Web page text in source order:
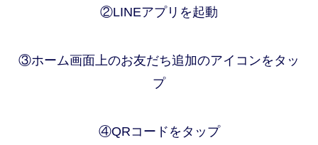
②LINEアプリを起動
③ホーム画面上のお友だち追加のアイコンをタッ
プ
④QRコードをタップ